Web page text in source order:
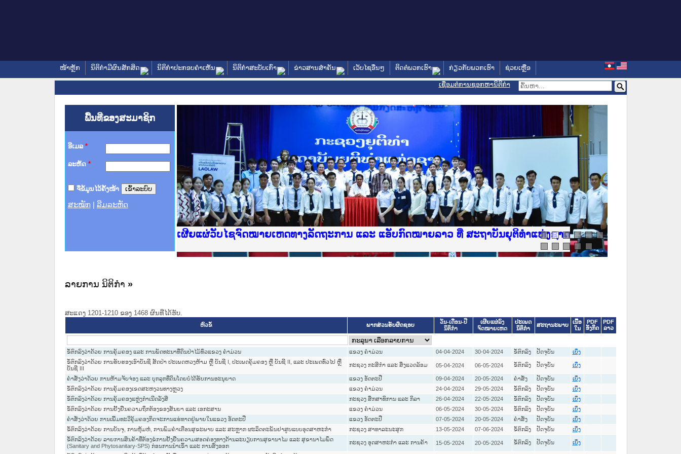
ໜ້າຫຼັກ ນິຕິກໍາມີຜົນສັກສິດ ນິຕິກໍາປະກອບຄໍາເຫັນ ນິຕິກໍາສະບັບເກົ່າ ຂ່າວສານສໍາຄັນ ເວັບໄຊອື່ນໆ ຕິດຕໍ່ພວກເຮົາ ກ່ຽວກັບພວກເຮົາ ຊ່ວຍເຫຼືອ
ເຊື່ອມຕໍ່ການຊອກຫານິຕິກຳ
ພື້ນທີ່ຂອງສະມາຊິກ
ອີເມລ *
ລະຫັດ *
ຈື່ຂໍ້ມູນໄວ້ຄັ້ງໜ້າ
ສະໝັກ ລືມລະຫັດ
ເຜີຍແຜ່ວັບໄຊຈົດໝາຍເຫດທາງລັດຖະການ ແລະ ແອັບກົດໝາຍລາວ ທີ່ ສະຖາບັນຍຸຕິທຳແຫ່ງຊາດ
ານສະພາປະຊາຊົນ ພາກເໜືອ
ທາງລັດຖະການ
ສຳລັບ ພາກກາງ
ສຳລັບ ພາກໃຕ້
ວິທະຍາຄານຕຳຫຼວດປະຊາຊົນ
ວິທະຍາຄານສັນຕິບານປະຊາຊົນ
ຂັ້ນແຂວງພາກເໜືອ
ານສະພາປະຊາຊົນ ພາກກາງ
ລາຍການ ນິຕິກໍາ »
ສະແດງ 1201-1210 ຂອງ 1468 ຜົນທີ່ໄດ້ຮັບ.
ຫົວຂໍ້ ພາກສ່ວນຮັບຜິດຊອບ
ວັນ-ເດືອນ-ປີ
ນິຕິກໍາ
ເຜີຍແຜ່ລົງ
ຈົດໝາຍເຫດ
ປະເພດ
ນິຕິກໍາ
ສະຖານະພາບ
ເນື້ອ
ໃນ
PDF
ອັງກິດ
PDF
ລາວ
ຂໍ້ຕົກລົງວ່າດ້ວຍ ການຄຸ້ມຄອງ ແລະ ການພັດທະນາທີ່ດິນປ່າໄມ້ທົ່ວແຂວງ ຄຳມ່ວນ ແຂວງ ຄໍາມ່ວນ 04-04-2024 30-04-2024 ຂໍ້ຕົກລົງ ປັດຈຸບັນ ເບິ່ງ
ຂໍ້ຕົກລົງວ່າດ້ວຍ ການຮັບຮອງເອົາບັນຊີ ສັດປ່າ ປະເພດຫວງຫ້າມ ຫຼື ບັນຊີ I, ປະເພດຄຸ້ມຄອງ ຫຼື ບັນຊີ II, ແລະ ປະເພດທົ່ວໄປ ຫຼື
ບັນຊີ III
ກະຊວງ ກະສິກຳ ແລະ ສິ່ງແວດລ້ອມ 05-04-2024 06-05-2024 ຂໍ້ຕົກລົງ ປັດຈຸບັນ ເບິ່ງ
ຄຳສັ່ງວ່າດ້ວຍ ການຫ້າມຈັບຈ່ອງ ແລະ ບຸກລຸກທີ່ດິນໂດຍບໍ່ໄດ້ຮັບການອະນຸຍາດ ແຂວງ ອັດຕະປື 09-04-2024 20-05-2024 ຄໍາສັ່ງ ປັດຈຸບັນ ເບິ່ງ
ຂໍ້ຕົກລົງວ່າດ້ວຍ ການຄຸ້ມຄອງເຂດສະຫງວນທາງຫຼວງ ແຂວງ ຄໍາມ່ວນ 24-04-2024 29-05-2024 ຂໍ້ຕົກລົງ ປັດຈຸບັນ ເບິ່ງ
ຂໍ້ຕົກລົງວ່າດ້ວຍ ການຄຸ້ມຄອງແຫຼ່ງກຳເນີດລັງສີ ກະຊວງ ສຶກສາທິການ ແລະ ກິລາ 26-04-2024 22-05-2024 ຂໍ້ຕົກລົງ ປັດຈຸບັນ ເບິ່ງ
ຂໍ້ຕົກລົງວ່າດ້ວຍ ການຢັ້ງຢືນຄວາມຖຶກຕ້ອງຂອງສັນຍາ ແລະ ເອກະສານ ແຂວງ ຄໍາມ່ວນ 06-05-2024 30-05-2024 ຂໍ້ຕົກລົງ ປັດຈຸບັນ ເບິ່ງ
ຄຳສັ່ງວ່າດ້ວຍ ການເພີ້ມທະວີຄຸ້ມຄອງກິດຈະການແຮ່ທາດຢູ່ພາຍໃນແຂວງ ອັດຕະປື ແຂວງ ອັດຕະປື 07-05-2024 20-05-2024 ຄໍາສັ່ງ ປັດຈຸບັນ ເບິ່ງ
ຂໍ້ຕົກລົງວ່າດ້ວຍ ການບັນຈຸ, ການຫຸ້ມຫໍ່, ການພິມຄຳເຕືອນສຸຂະພາບ ແລະ ສະຫຼາກ ຜະລິດຕະພັນຢາສູບແບບອຸດສາຫະກຳ ກະຊວງ ສາທາລະນະສຸກ 13-05-2024 07-06-2024 ຂໍ້ຕົກລົງ ປັດຈຸບັນ ເບິ່ງ
ຂໍ້ຕົກລົງວ່າດ້ວຍ ລາຍການສິນຄ້າທີ່ຕ້ອງຂໍການຢັ້ງຢືນຄວາມສອດຄ່ອງທາງດ້ານລະບຽບການສຸຂານາໄມ ແລະ ສຸຂານາໄມພຶດ
(Sanitary and Phytosanitary-SPS) ກ່ອນການນຳເຂົ້າ ແລະ ການສົ່ງອອກ
ກະຊວງ ອຸດສາຫະກຳ ແລະ ການຄ້າ 15-05-2024 20-05-2024 ຂໍ້ຕົກລົງ ປັດຈຸບັນ ເບິ່ງ